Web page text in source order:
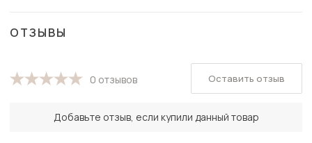
ОТЗЫВЫ
0 отзывов
Добавьте отзыв, если купили данный товар
Оставить отзыв